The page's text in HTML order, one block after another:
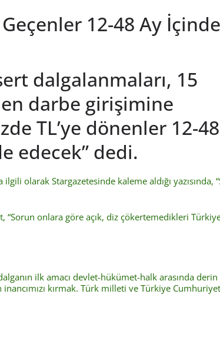
12-48 Ay İçinde
dalgalanmaları, 15
darbe girişimine
TL’ye dönenler 12-48
edecek” dedi.
olarak Stargazetesinde kaleme aldığı yazısında,
“Sorun onlara göre açık, diz çökertemedikleri
ilk amacı devlet-hükümet-halk arasında derin
kırmak. Türk milleti ve Türkiye